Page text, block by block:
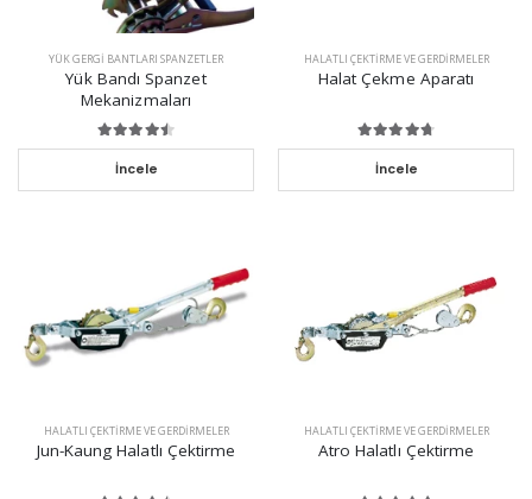
YÜK GERGI BANTLARI SPANZETLER
Yük Bandı Spanzet
Mekanizmaları
İncele
HALATLI ÇEKTIRME VE GERDIRMELER
Halat Çekme Aparatı
İncele
HALATLI ÇEKTIRME VE GERDIRMELER
Jun-Kaung Halatlı Çektirme
HALATLI ÇEKTIRME VE GERDIRMELER
Atro Halatlı Çektirme